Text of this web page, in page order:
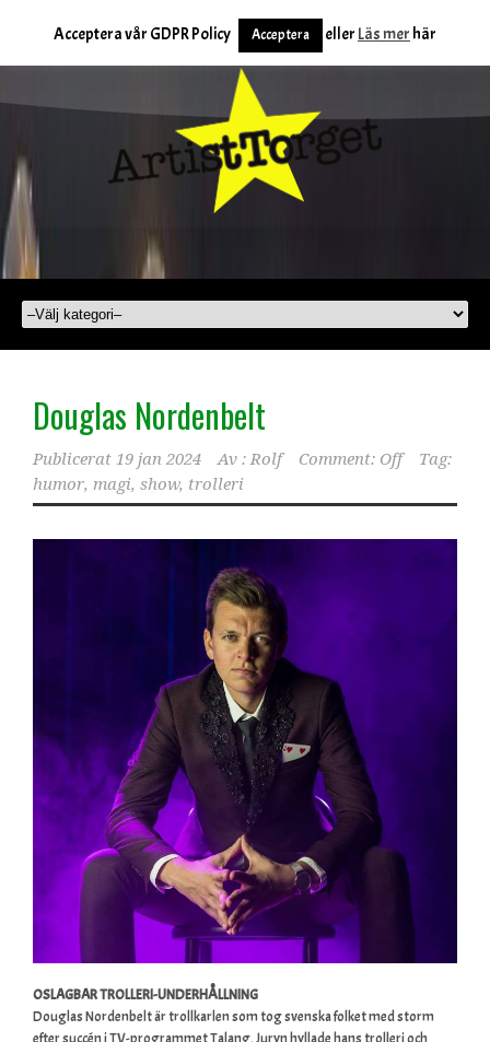
Douglas Nordenbelt
Publicerat 19 jan 2024 Av : Rolf Comment: Off
Tag:
humor, magi, show, trolleri
OSLAGBAR TROLLERI-UNDERHÅLLNING
Douglas Nordenbelt är trollkarlen som tog svenska folket med storm
efter succén i TV-programmet Talang. Juryn hyllade hans trolleri och
Acceptera vår GDPR Policy Acceptera eller Läs mer här